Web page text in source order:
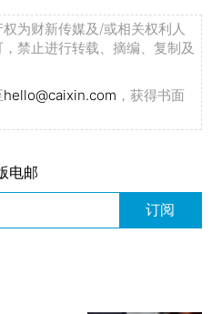
为财新传媒及/或相关权利人
禁止进行转载、摘编、复制及
hello@caixin.com ，获得书面
电邮
订阅